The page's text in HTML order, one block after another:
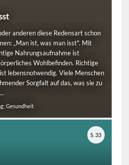
anderen diese Redensart schon
„Man ist, was man isst". Mit
Nahrungsaufnahme ist
Wohlbefinden. Richtige
lebensnotwendig. Viele Menschen
Sorgfalt auf das, was sie zu
Gesundheit
S. 33